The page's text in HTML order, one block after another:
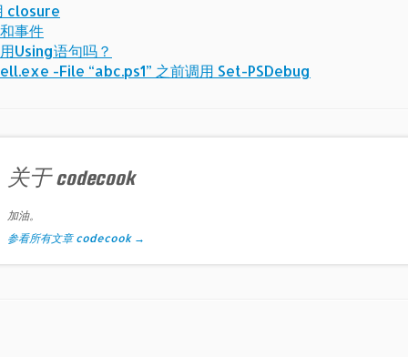
closure
事件
Using语句吗？
-File “abc.ps1” 之前调用 Set-PSDebug
关于 codecook
加油。
参看所有文章 codecook →